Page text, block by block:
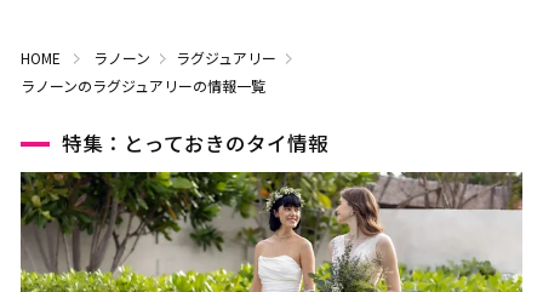
HOME ラノーン
ラグジュアリー
ラノーンのラグジュアリーの情報一覧
特集：とっておきのタイ情報